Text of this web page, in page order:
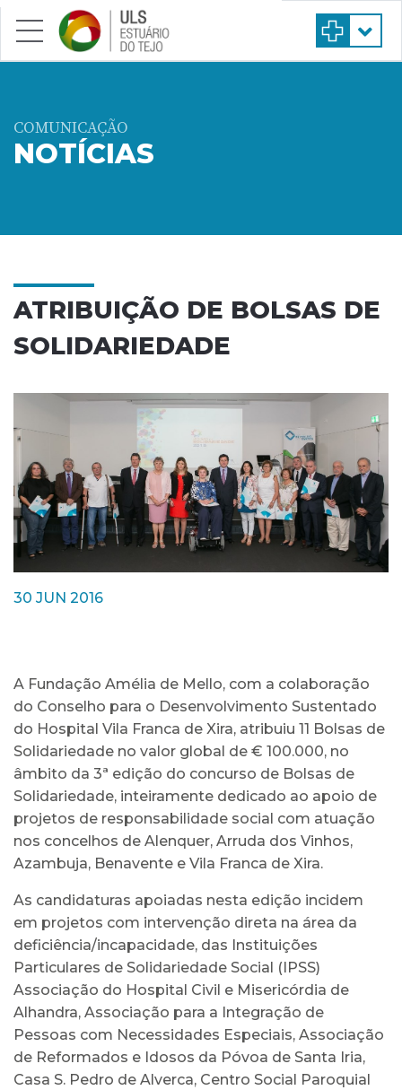
Saltar para conteúdo principal
COMUNICAÇÃO
NOTÍCIAS
ATRIBUIÇÃO DE BOLSAS DE
SOLIDARIEDADE
30 JUN 2016
A Fundação Amélia de Mello, com a colaboração
do Conselho para o Desenvolvimento Sustentado
do Hospital Vila Franca de Xira, atribuiu 11 Bolsas de
Solidariedade no valor global de € 100.000, no
âmbito da 3ª edição do concurso de Bolsas de
Solidariedade, inteiramente dedicado ao apoio de
projetos de responsabilidade social com atuação
nos concelhos de Alenquer, Arruda dos Vinhos,
Azambuja, Benavente e Vila Franca de Xira.
As candidaturas apoiadas nesta edição incidem
em projetos com intervenção direta na área da
deficiência/incapacidade, das Instituições
Particulares de Solidariedade Social (IPSS)
Associação do Hospital Civil e Misericórdia de
Alhandra, Associação para a Integração de
Pessoas com Necessidades Especiais, Associação
de Reformados e Idosos da Póvoa de Santa Iria,
Casa S. Pedro de Alverca, Centro Social Paroquial